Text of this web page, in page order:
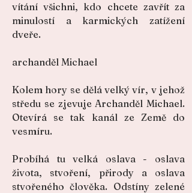
vítání všichni, kdo chcete zavřít za
minulostí a karmických zatížení
dveře.
archanděl Michael
Kolem hory se dělá velký vír, v jehož
středu se zjevuje Archanděl Michael.
Otevírá se tak kanál ze Země do
vesmíru.
Probíhá tu velká oslava - oslava
života, stvoření, přirody a oslava
stvořeného člověka. Odstíny zelené